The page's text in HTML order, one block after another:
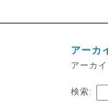
アーカ
アーカ
検索: